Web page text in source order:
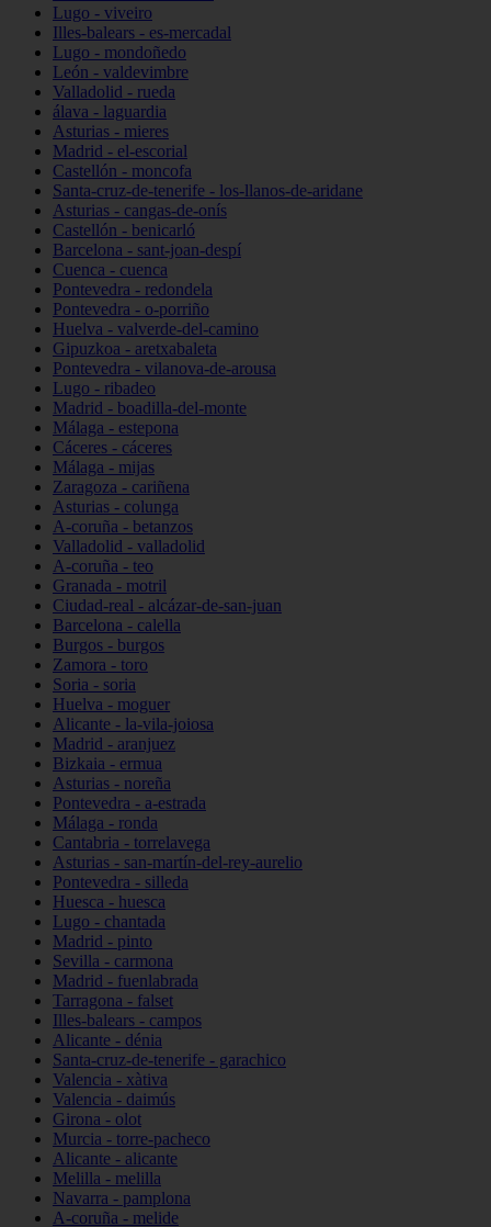
Lugo - viveiro
Illes-balears - es-mercadal
Lugo - mondoñedo
León - valdevimbre
Valladolid - rueda
álava - laguardia
Asturias - mieres
Madrid - el-escorial
Castellón - moncofa
Santa-cruz-de-tenerife - los-llanos-de-aridane
Asturias - cangas-de-onís
Castellón - benicarló
Barcelona - sant-joan-despí
Cuenca - cuenca
Pontevedra - redondela
Pontevedra - o-porriño
Huelva - valverde-del-camino
Gipuzkoa - aretxabaleta
Pontevedra - vilanova-de-arousa
Lugo - ribadeo
Madrid - boadilla-del-monte
Málaga - estepona
Cáceres - cáceres
Málaga - mijas
Zaragoza - cariñena
Asturias - colunga
A-coruña - betanzos
Valladolid - valladolid
A-coruña - teo
Granada - motril
Ciudad-real - alcázar-de-san-juan
Barcelona - calella
Burgos - burgos
Zamora - toro
Soria - soria
Huelva - moguer
Alicante - la-vila-joiosa
Madrid - aranjuez
Bizkaia - ermua
Asturias - noreña
Pontevedra - a-estrada
Málaga - ronda
Cantabria - torrelavega
Asturias - san-martín-del-rey-aurelio
Pontevedra - silleda
Huesca - huesca
Lugo - chantada
Madrid - pinto
Sevilla - carmona
Madrid - fuenlabrada
Tarragona - falset
Illes-balears - campos
Alicante - dénia
Santa-cruz-de-tenerife - garachico
Valencia - xàtiva
Valencia - daimús
Girona - olot
Murcia - torre-pacheco
Alicante - alicante
Melilla - melilla
Navarra - pamplona
A-coruña - melide